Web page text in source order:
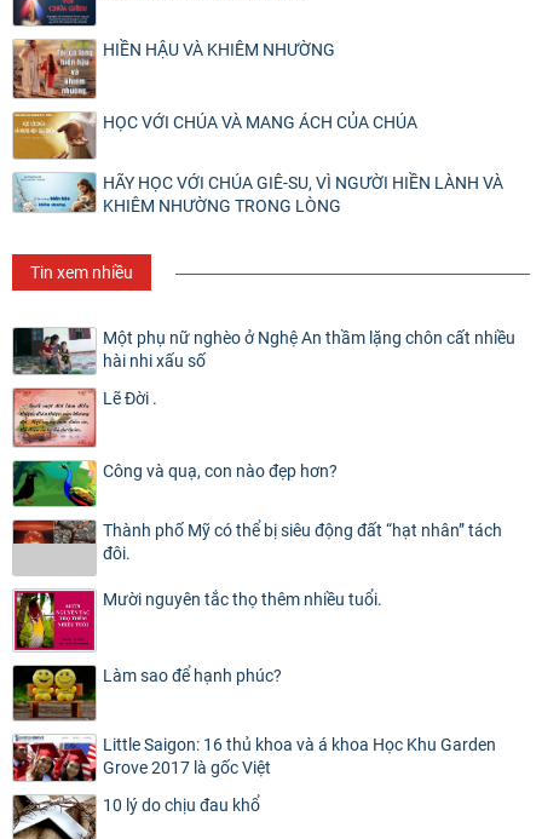
HIỀN HẬU VÀ KHIÊM NHƯỜNG
HỌC VỚI CHÚA VÀ MANG ÁCH CỦA CHÚA
HÃY HỌC VỚI CHÚA GIÊ-SU, VÌ NGƯỜI HIỀN LÀNH VÀ
KHIÊM NHƯỜNG TRONG LÒNG
Tin xem nhiều
Một phụ nữ nghèo ở Nghệ An thầm lặng chôn cất nhiều
hài nhi xấu số
Lẽ Đời .
Công và quạ, con nào đẹp hơn?
Thành phố Mỹ có thể bị siêu động đất “hạt nhân” tách
đôi.
Mười nguyên tắc thọ thêm nhiều tuổi.
Làm sao để hạnh phúc?
Little Saigon: 16 thủ khoa và á khoa Học Khu Garden
Grove 2017 là gốc Việt
10 lý do chịu đau khổ